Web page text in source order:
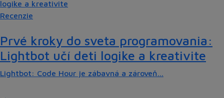
Recenzie
Prvé kroky do sveta programovania:
Lightbot učí deti logike a kreativite
Lightbot: Code Hour je zábavná a zároveň…